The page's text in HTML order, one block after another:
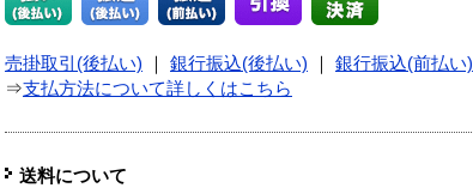
売掛取引(後払い) 銀行振込(後払い) 銀行振込(前払い)
⇒支払方法について詳しくはこちら
送料について